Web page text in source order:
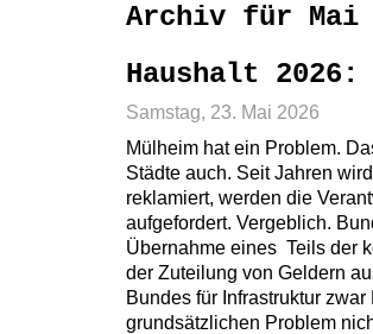
Archiv für Mai
Haushalt
Samstag, 23. Mai 2026
Mülheim hat ein Problem.
Städte auch. Seit Jahren
reklamiert, werden die
aufgefordert. Vergeblich.
Übernahme eines Teils der
der Zuteilung von Geldern
Bundes für Infrastruktur
grundsätzlichen Problem